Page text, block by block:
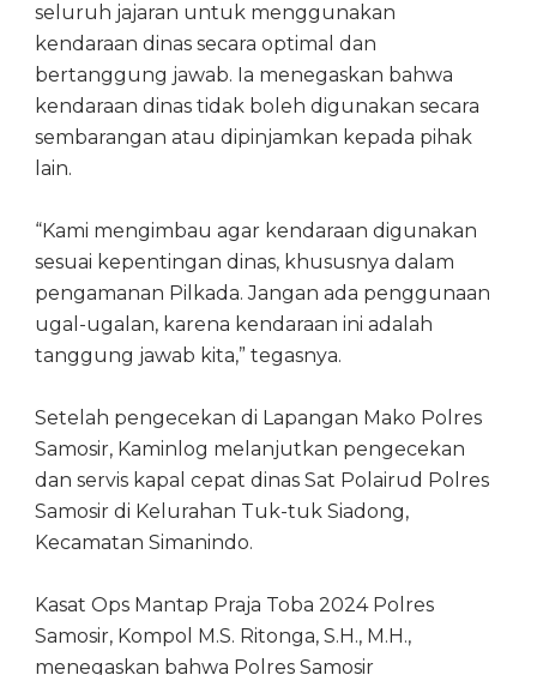
seluruh jajaran untuk menggunakan
kendaraan dinas secara optimal dan
bertanggung jawab. Ia menegaskan bahwa
kendaraan dinas tidak boleh digunakan secara
sembarangan atau dipinjamkan kepada pihak
lain.
“Kami mengimbau agar kendaraan digunakan
sesuai kepentingan dinas, khususnya dalam
pengamanan Pilkada. Jangan ada penggunaan
ugal-ugalan, karena kendaraan ini adalah
tanggung jawab kita,” tegasnya.
Setelah pengecekan di Lapangan Mako Polres
Samosir, Kaminlog melanjutkan pengecekan
dan servis kapal cepat dinas Sat Polairud Polres
Samosir di Kelurahan Tuk-tuk Siadong,
Kecamatan Simanindo.
Kasat Ops Mantap Praja Toba 2024 Polres
Samosir, Kompol M.S. Ritonga, S.H., M.H.,
menegaskan bahwa Polres Samosir